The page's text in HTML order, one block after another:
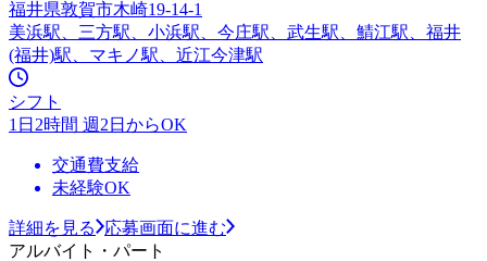
福井県敦賀市木崎19-14-1
美浜駅、三方駅、小浜駅、今庄駅、武生駅、鯖江駅、福井
(福井)駅、マキノ駅、近江今津駅
シフト
1日2時間 週2日からOK
交通費支給
未経験OK
詳細を見る
応募画面に進む
アルバイト・パート